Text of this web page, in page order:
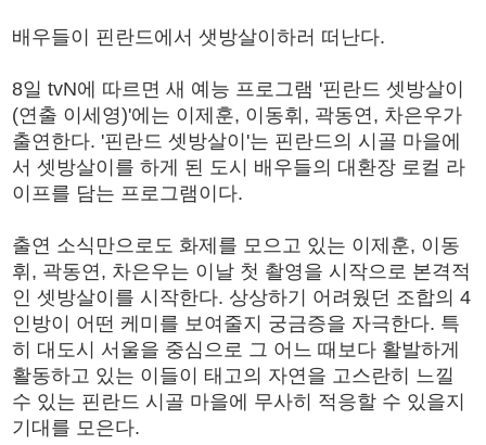
배우들이 핀란드에서 샛방살이하러 떠난다.
8일 tvN에 따르면 새 예능 프로그램 '핀란드 셋방살이
(연출 이세영)'에는 이제훈, 이동휘, 곽동연, 차은우가
출연한다. '핀란드 셋방살이'는 핀란드의 시골 마을에
서 셋방살이를 하게 된 도시 배우들의 대환장 로컬 라
이프를 담는 프로그램이다.
출연 소식만으로도 화제를 모으고 있는 이제훈, 이동
휘, 곽동연, 차은우는 이날 첫 촬영을 시작으로 본격적
인 셋방살이를 시작한다. 상상하기 어려웠던 조합의 4
인방이 어떤 케미를 보여줄지 궁금증을 자극한다. 특
히 대도시 서울을 중심으로 그 어느 때보다 활발하게
활동하고 있는 이들이 태고의 자연을 고스란히 느낄
수 있는 핀란드 시골 마을에 무사히 적응할 수 있을지
기대를 모은다.